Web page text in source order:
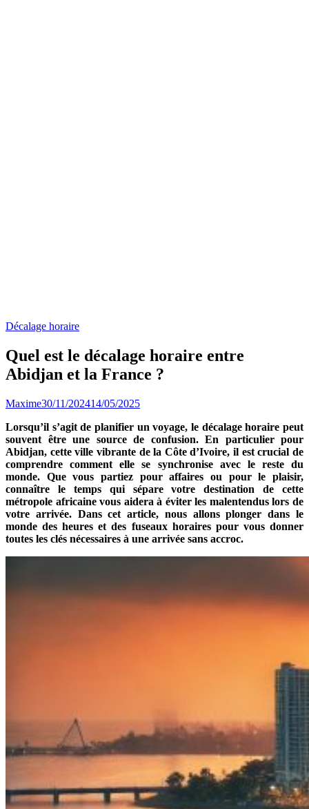
Décalage horaire
Quel est le décalage horaire entre
Abidjan et la France ?
Maxime30/11/202414/05/2025
Lorsqu’il s’agit de planifier un voyage, le décalage horaire peut
souvent être une source de confusion. En particulier pour
Abidjan, cette ville vibrante de la Côte d’Ivoire, il est crucial de
comprendre comment elle se synchronise avec le reste du
monde. Que vous partiez pour affaires ou pour le plaisir,
connaître le temps qui sépare votre destination de cette
métropole africaine vous aidera à éviter les malentendus lors de
votre arrivée. Dans cet article, nous allons plonger dans le
monde des heures et des fuseaux horaires pour vous donner
toutes les clés nécessaires à une arrivée sans accroc.